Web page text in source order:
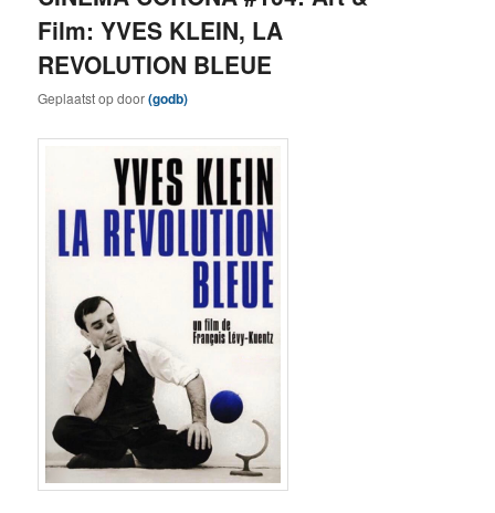
Film: YVES KLEIN, LA
REVOLUTION BLEUE
Geplaatst opdoor(godb)